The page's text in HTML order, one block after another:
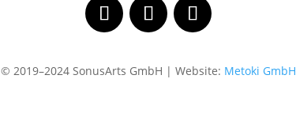
© 2019–2024 SonusArts GmbH | Website: Metoki GmbH